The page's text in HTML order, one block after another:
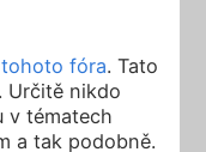
fóra. Tato
Určitě nikdo
v tématech
a tak podobně.